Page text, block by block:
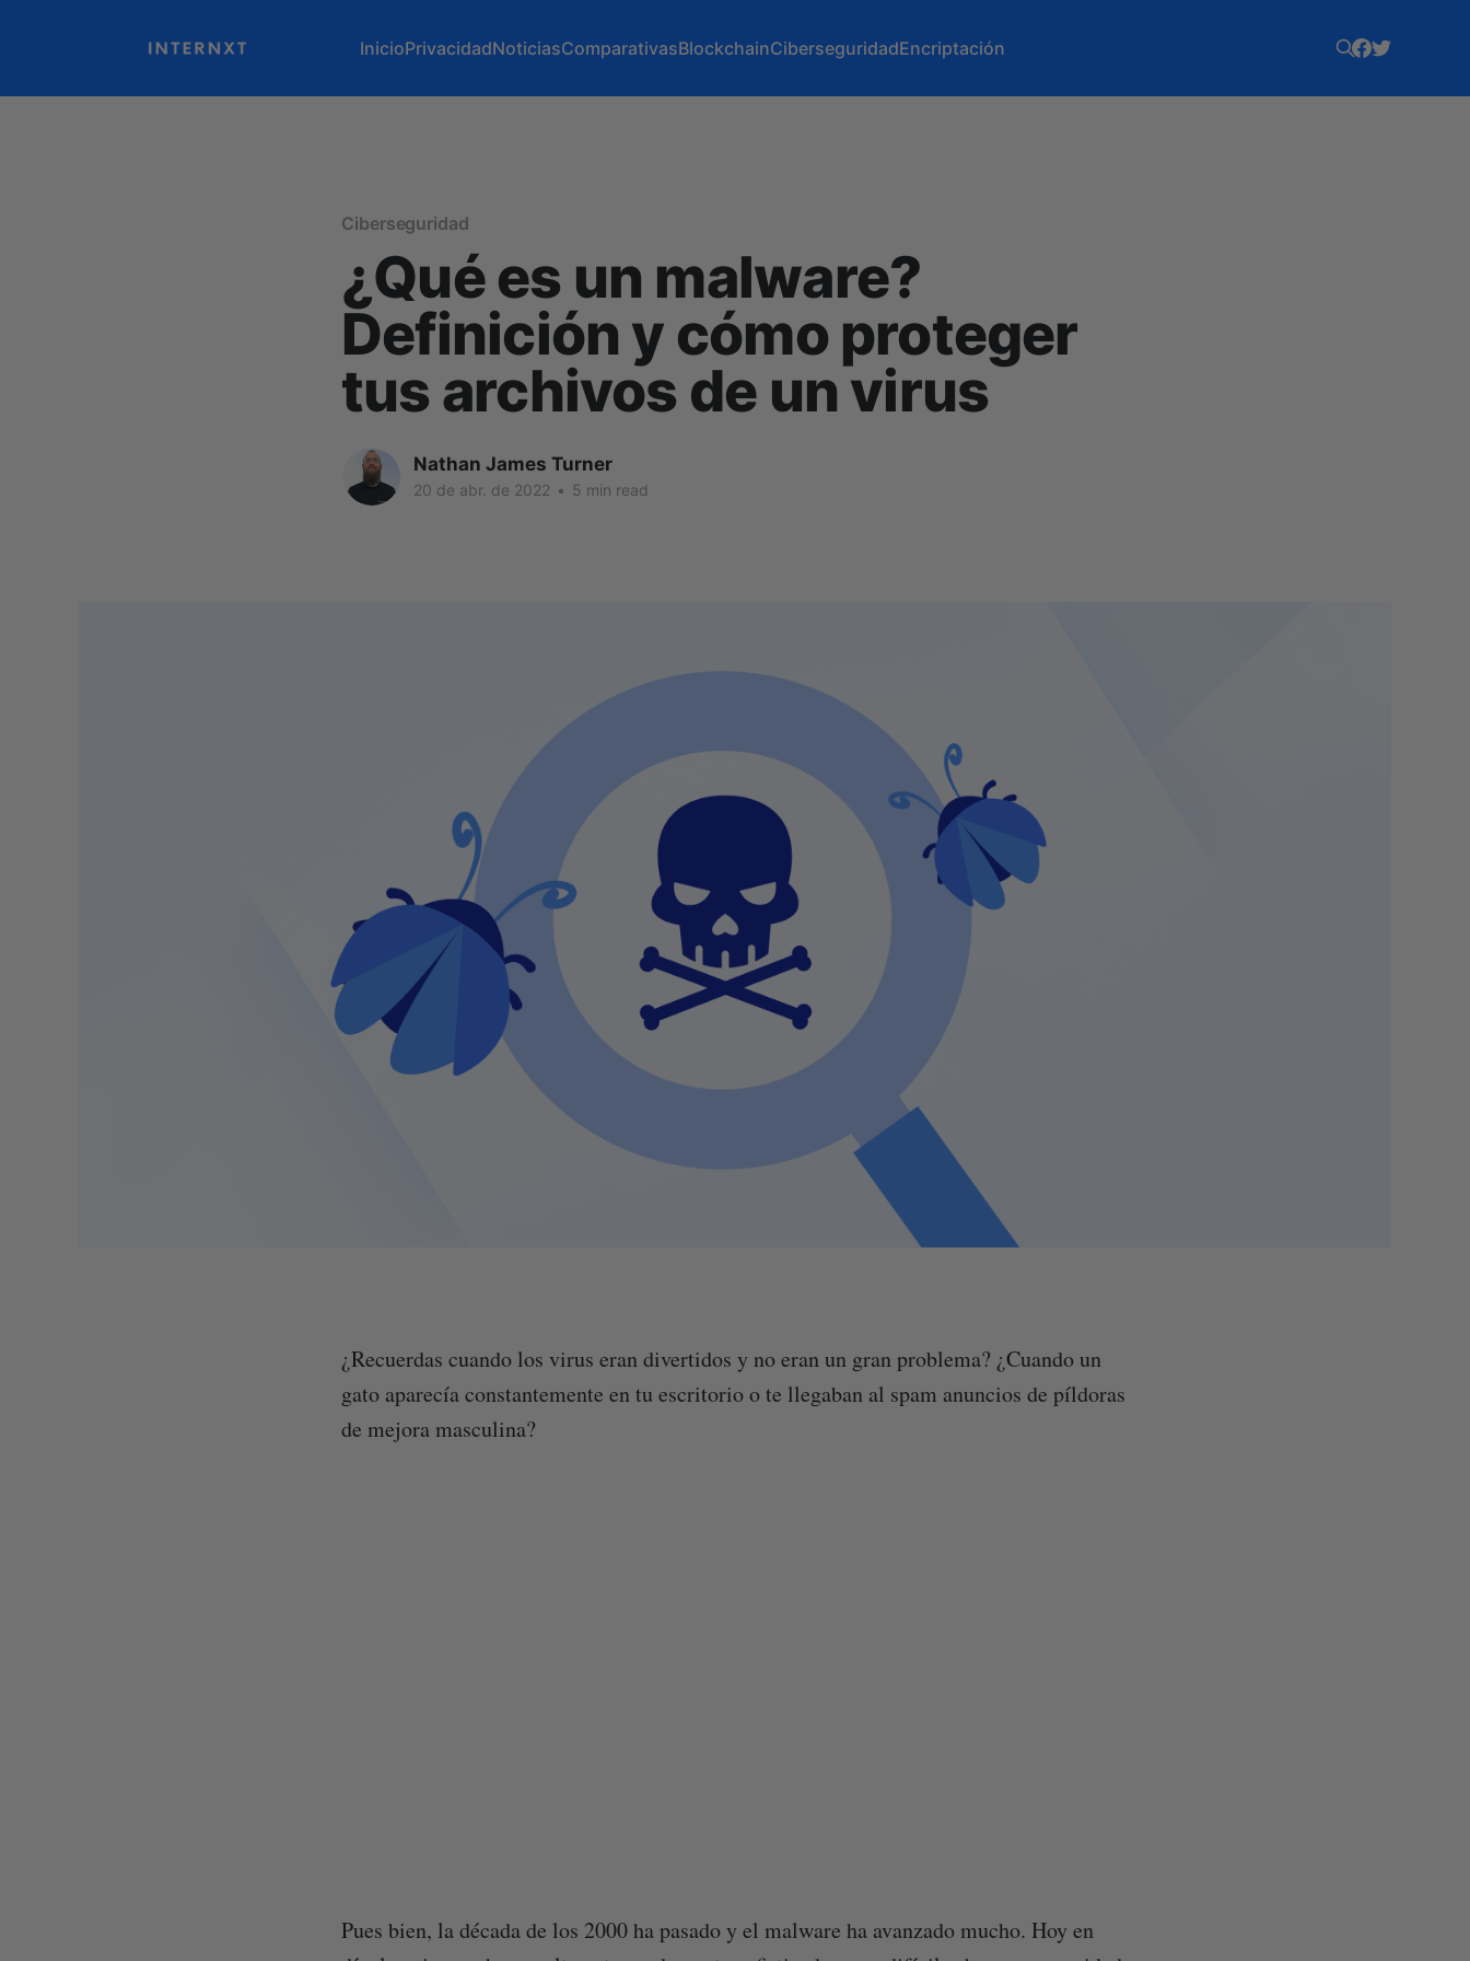
InicioPrivacidadNoticiasComparativasBlockchainCiberseguridadEncriptación
Ciberseguridad
¿Qué es un malware?
Definición y cómo proteger
tus archivos de un virus
Nathan James Turner
20 de abr. de 2022 • 5 min read
¿Recuerdas cuando los virus eran divertidos y no eran un gran problema? ¿Cuando un
gato aparecía constantemente en tu escritorio o te llegaban al spam anuncios de píldoras
de mejora masculina?
Pues bien, la década de los 2000 ha pasado y el malware ha avanzado mucho. Hoy en